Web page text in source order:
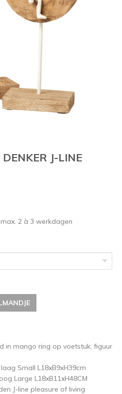
J-LINE
2 à 3 werkdagen
in mango ring op voetstuk, figuur
Small L18xB9xH39cm
Large L18xB11xH48CM
J-line pleasure of living